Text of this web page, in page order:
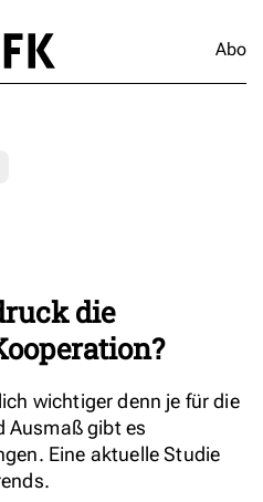
Abo
die
wichtiger denn je für die
Ausmaß gibt es
Eine aktuelle Studie